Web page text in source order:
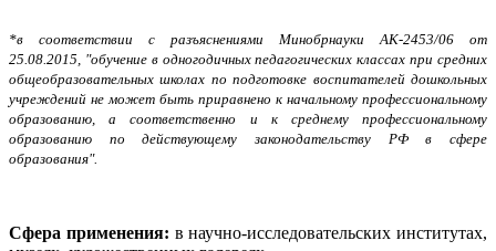
*в соответствии с разъяснениями Минобрнауки АК-2453/06 от
25.08.2015, "обучение в одногодичных педагогических классах при средних
общеобразовательных школах по подготовке воспитателей дошкольных
учреждений не может быть приравнено к начальному профессиональному
образованию, а соответственно и к среднему профессиональному
образованию по действующему законодательству РФ в сфере
образования".
Сфера применения: в научно-исследовательских институтах,